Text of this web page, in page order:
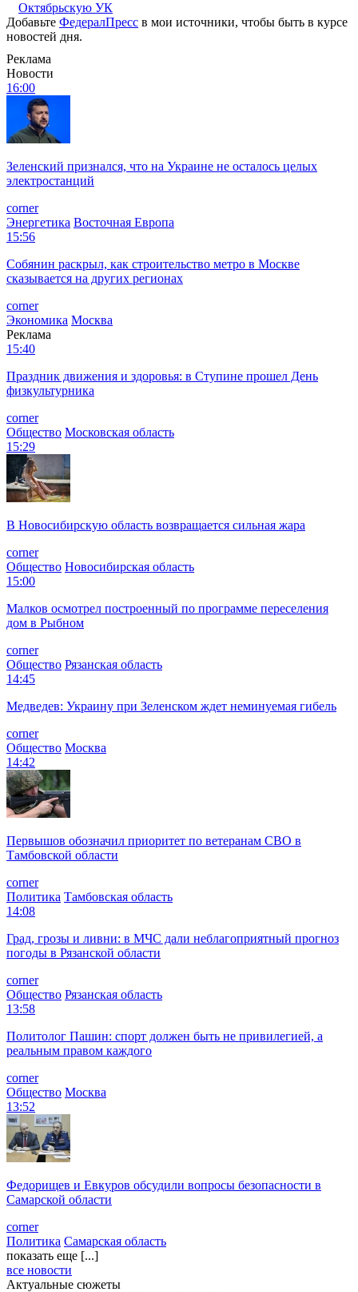
Октябрьскую УК
Добавьте ФедералПресс в мои источники, чтобы быть в курсе
новостей дня.
Реклама
Новости
16:00
Зеленский признался, что на Украине не осталось целых
электростанций
corner
Энергетика Восточная Европа
15:56
Собянин раскрыл, как строительство метро в Москве
сказывается на других регионах
corner
Экономика Москва
Реклама
15:40
Праздник движения и здоровья: в Ступине прошел День
физкультурника
corner
Общество Московская область
15:29
В Новосибирскую область возвращается сильная жара
corner
Общество Новосибирская область
15:00
Малков осмотрел построенный по программе переселения
дом в Рыбном
corner
Общество Рязанская область
14:45
Медведев: Украину при Зеленском ждет неминуемая гибель
corner
Общество Москва
14:42
Первышов обозначил приоритет по ветеранам СВО в
Тамбовской области
corner
Политика Тамбовская область
14:08
Град, грозы и ливни: в МЧС дали неблагоприятный прогноз
погоды в Рязанской области
corner
Общество Рязанская область
13:58
Политолог Пашин: спорт должен быть не привилегией, а
реальным правом каждого
corner
Общество Москва
13:52
Федорищев и Евкуров обсудили вопросы безопасности в
Самарской области
corner
Политика Самарская область
показать еще [...]
все новости
Актуальные сюжеты